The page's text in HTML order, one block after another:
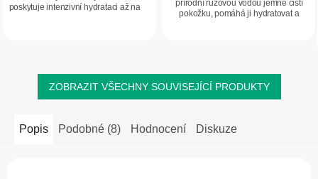
poskytuje intenzivní hydrataci až na
přírodní růžovou vodou jemně čistí
pokožku, pomáhá ji hydratovat a
ZOBRAZIT VŠECHNY SOUVISEJÍCÍ PRODUKTY
Popis Podobné (8) Hodnocení Diskuze